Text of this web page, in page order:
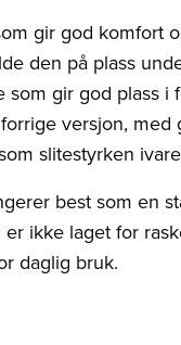
gir god komfort
den på plass
som gir god plass
versjon,
slitestyrken
best som en
ikke laget for
daglig bruk.